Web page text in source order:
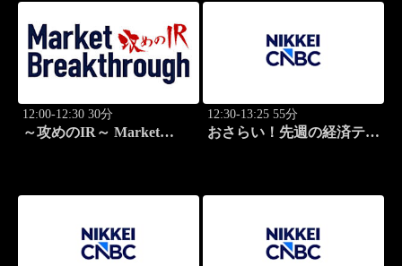
12:00-12:30 30分
～攻めのIR～ Market
12:30-13:25 55分
おさらい！先週の経済テー